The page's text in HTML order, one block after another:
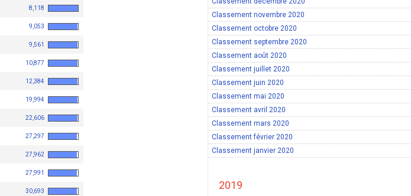
8,118
9,053
9,561
10,877
12,384
19,994
22,606
27,297
27,962
27,991
30,693
Classement novembre 2020
Classement octobre 2020
Classement septembre 2020
Classement août 2020
Classement juillet 2020
Classement juin 2020
Classement mai 2020
Classement avril 2020
Classement mars 2020
Classement février 2020
Classement janvier 2020
2019